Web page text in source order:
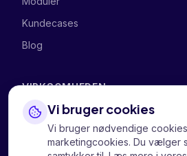
Vi bruger cookies
Vi bruger nødvendige
marketingcookies. Du vælger
Kundecases
Blog
VIRKSOMHEDEN
Om os
Kontakt os